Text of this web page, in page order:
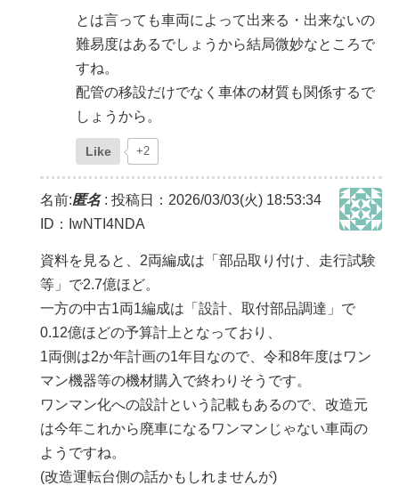
とは言っても車両によって出来る・出来ないの
難易度はあるでしょうから結局微妙なところで
すね。
配管の移設だけでなく車体の材質も関係するで
しょうから。
Like +2
名前:匿名: 投稿日：2026/03/03(火) 18:53:34
ID：IwNTI4NDA
資料を見ると、2両編成は「部品取り付け、走行試験
等」で2.7億ほど。
一方の中古1両1編成は「設計、取付部品調達」で
0.12億ほどの予算計上となっており、
1両側は2か年計画の1年目なので、令和8年度はワン
マン機器等の機材購入で終わりそうです。
ワンマン化への設計という記載もあるので、改造元
は今年これから廃車になるワンマンじゃない車両の
ようですね。
(改造運転台側の話かもしれませんが)